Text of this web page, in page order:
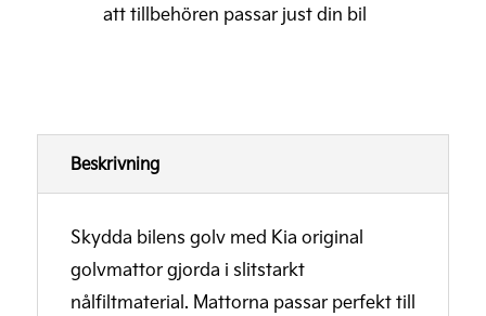
att tillbehören passar just din bil
Beskrivning
Skydda bilens golv med Kia original
golvmattor gjorda i slitstarkt
nålfiltmaterial. Mattorna passar perfekt till